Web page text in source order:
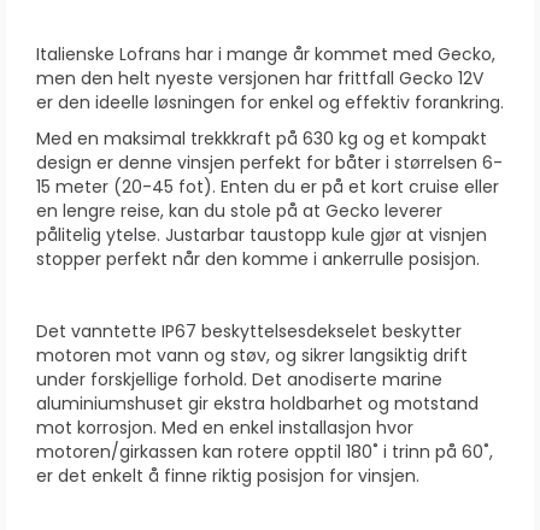
Italienske Lofrans har i mange år kommet med Gecko,
men den helt nyeste versjonen har frittfall Gecko 12V
er den ideelle løsningen for enkel og effektiv forankring.
Med en maksimal trekkkraft på 630 kg og et kompakt
design er denne vinsjen perfekt for båter i størrelsen 6-
15 meter (20-45 fot). Enten du er på et kort cruise eller
en lengre reise, kan du stole på at Gecko leverer
pålitelig ytelse. Justarbar taustopp kule gjør at visnjen
stopper perfekt når den komme i ankerrulle posisjon.
Det vanntette IP67 beskyttelsesdekselet beskytter
motoren mot vann og støv, og sikrer langsiktig drift
under forskjellige forhold. Det anodiserte marine
aluminiumshuset gir ekstra holdbarhet og motstand
mot korrosjon. Med en enkel installasjon hvor
motoren/girkassen kan rotere opptil 180˚ i trinn på 60˚,
er det enkelt å finne riktig posisjon for vinsjen.